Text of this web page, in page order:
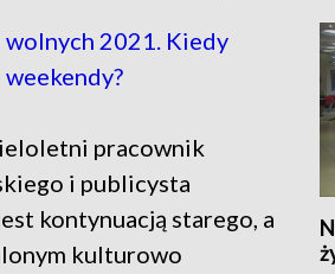
2021. Kiedy
pracownik
i publicysta
kontynuacją starego, a
kulturowo